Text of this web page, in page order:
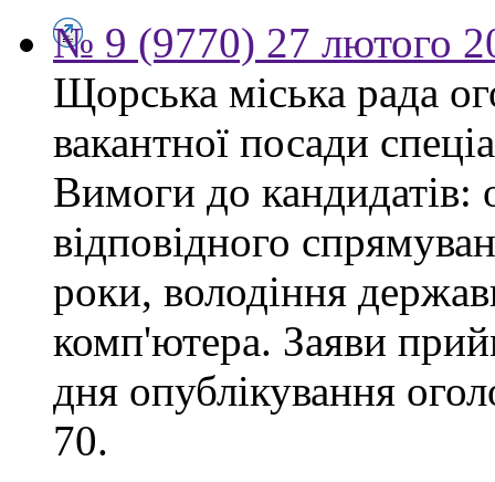
№ 9 (9770) 27 лютого
Щорська міська рада
вакантної посади
Вимоги до кандидатів:
відповідного
роки, володіння
комп'ютера. Заяви
дня опублікування
70.